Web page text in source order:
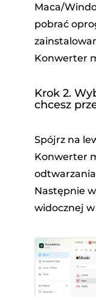
Maca/
pobrać
Konwerter
Krok 2.
chcesz
Spójrz na
Konwerter
Następnie
widocznej w